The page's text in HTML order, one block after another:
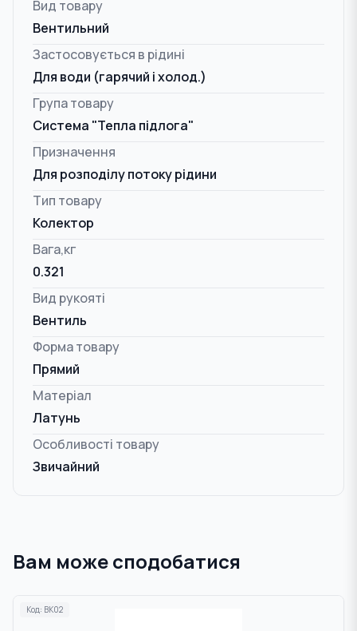
Вид товару
Вентильний
Застосовується в рідині
Для води (гарячий і холод.)
Група товару
Система "Тепла підлога"
Призначення
Для розподілу потоку рідини
Тип товару
Колектор
Вага,кг
0.321
Вид рукояті
Вентиль
Форма товару
Прямий
Матеріал
Латунь
Особливості товару
Звичайний
Вам може сподобатися
Код: BK02